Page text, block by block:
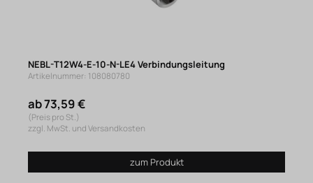
NEBL-T12W4-E-10-N-LE4 Verbindungsleitung
Artikelnummer: 108080780
ab 73,59 €
(Preis pro St.)
zzgl. MwSt. und Versandkosten
zum Produkt